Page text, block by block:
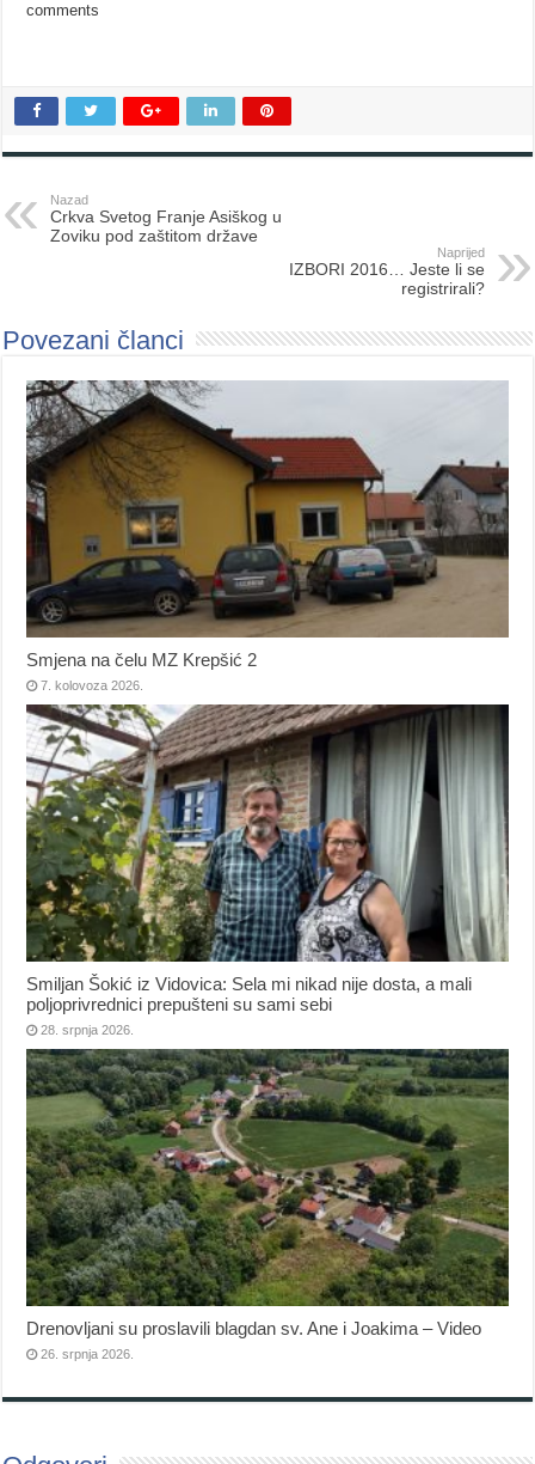
comments
Nazad
Crkva Svetog Franje Asiškog u
Zoviku pod zaštitom države
Naprijed
IZBORI 2016… Jeste li se
registrirali?
Povezani članci
Smjena na čelu MZ Krepšić 2
7. kolovoza 2026.
Smiljan Šokić iz Vidovica: Sela mi nikad nije dosta, a mali
poljoprivrednici prepušteni su sami sebi
28. srpnja 2026.
Drenovljani su proslavili blagdan sv. Ane i Joakima – Video
26. srpnja 2026.